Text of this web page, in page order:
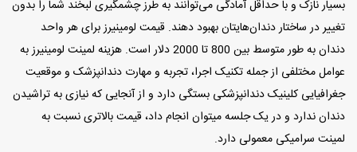
بسیار نازک و با حداقل آمادگی می‌توانند به طرز چشمگیری لبخند شما را بدون
تغییر در ساختار دندان‌هایتان بهبود دهند. قیمت لومینیرز برای هر واحد
دندان به طور متوسط ​​بین 800 تا 2000 دلار است. هزینه لمینت لومینیرز به
عوامل مختلفی از جمله تکنیک اجرا، تجربه و مهارت دندانپزشک و موقعیت
جغرافیایی کلینیک دندانپزشکی بستگی دارد و از آنجایی که نیازی به تراشیدن
دندان ندارد و در یک جلسه میتوان انجام داد، قیمت بالاتری نسبت به
لمینت سرامیکی معمولی دارد.